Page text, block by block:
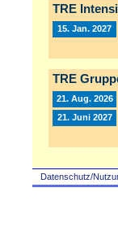
Datenschutz/
TRE
15. Jan. 2027
TRE
21. Aug. 2026
21. Juni 2027